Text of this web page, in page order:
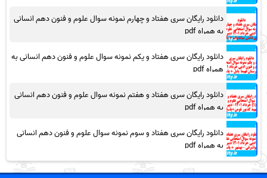
دانلود رایگان سری هفتاد و چهارم نمونه سوال علوم و فنون دهم انسانی
به همراه pdf
دانلود رایگان سری هفتاد و یکم نمونه سوال علوم و فنون دهم انسانی به
همراه pdf
دانلود رایگان سری هفتاد و هفتم نمونه سوال علوم و فنون دهم انسانی
به همراه pdf
دانلود رایگان سری هفتاد و سوم نمونه سوال علوم و فنون دهم انسانی
به همراه pdf